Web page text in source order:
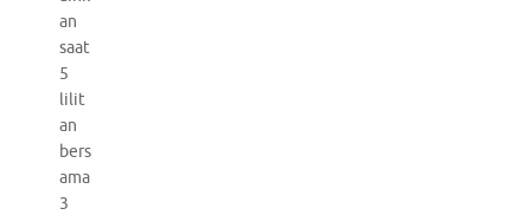
an
saat
5
lilit
an
bers
ama
3